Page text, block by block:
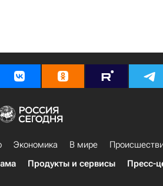
Экономика В мире
Продукты и сервисы Пресс-